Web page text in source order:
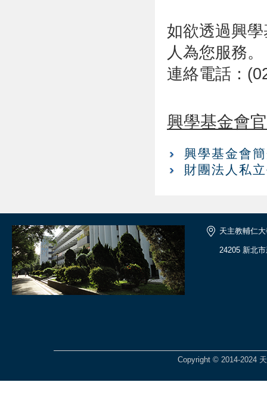
如欲透過興
人為您服務。
連絡電話：
興學基金會
興學基金會
財團法人私
天主教輔仁
24205 新北
Copyright © 2014-2024